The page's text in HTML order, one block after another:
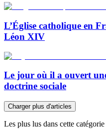
L’Église catholique en
Léon XIV
Le jour où il a ouvert
doctrine sociale
Charger plus d'articles
Les plus lus dans cette